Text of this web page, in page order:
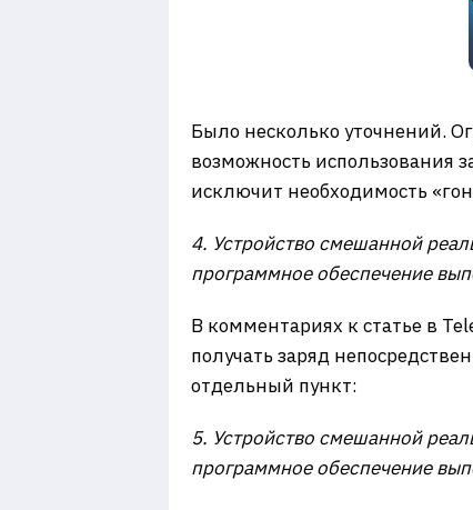
Было несколько уточнений.
возможность использования
исключит необходимость
4. Устройство смешанной
программное обеспечение
В комментариях к статье в
получать заряд
отдельный пункт:
5. Устройство смешанной
программное обеспечение